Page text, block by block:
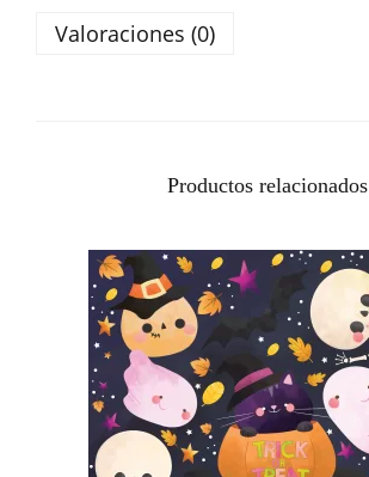
Valoraciones (0)
Productos relacionados